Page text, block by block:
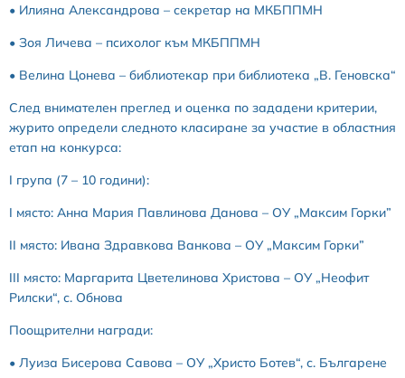
• Илияна Александрова – секретар на МКБППМН
• Зоя Личева – психолог към МКБППМН
• Велина Цонева – библиотекар при библиотека „В. Геновска“
След внимателен преглед и оценка по зададени критерии,
журито определи следното класиране за участие в областния
етап на конкурса:
I група (7 – 10 години):
I място: Анна Мария Павлинова Данова – ОУ „Максим Горки”
II място: Ивана Здравкова Ванкова – ОУ „Максим Горки”
III място: Маргарита Цветелинова Христова – ОУ „Неофит
Рилски“, с. Обнова
Поощрителни награди:
• Луиза Бисерова Савова – ОУ „Христо Ботев“, с. Българене